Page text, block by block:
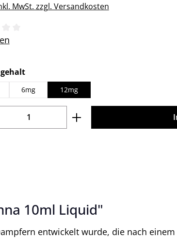
MwSt. zzgl. Versandkosten
Bewertung von 0 von 5 Sternen
auswählen
6mg 12mg
Anzahl: Gib den
10ml Liquid"
entwickelt wurde, die nach